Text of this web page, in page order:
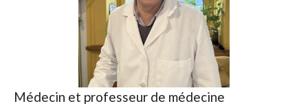
Médecin et professeur de médecine